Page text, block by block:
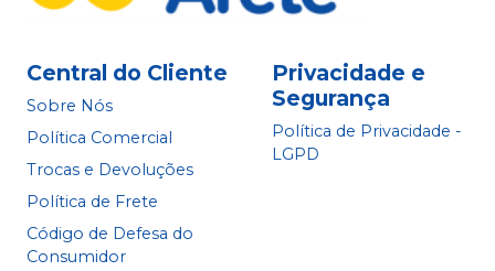
Central do Cliente
Sobre Nós
Política Comercial
Trocas e Devoluções
Política de Frete
Código de Defesa do
Consumidor
Privacidade e
Segurança
Política de Privacidade -
LGPD